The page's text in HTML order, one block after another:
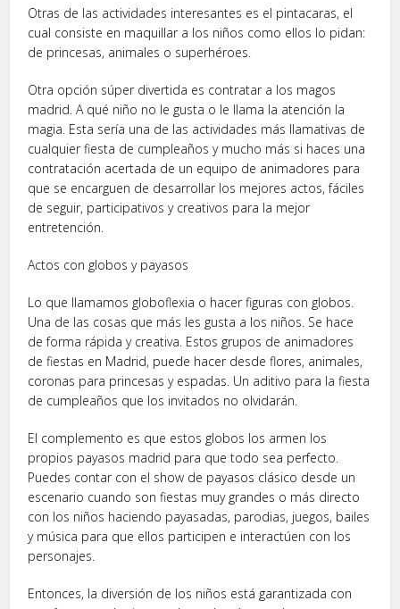
Otras de las actividades interesantes es el pintacaras, el
cual consiste en maquillar a los niños como ellos lo pidan:
de princesas, animales o superhéroes.
Otra opción súper divertida es contratar a los magos
madrid. A qué niño no le gusta o le llama la atención la
magia. Esta sería una de las actividades más llamativas de
cualquier fiesta de cumpleaños y mucho más si haces una
contratación acertada de un equipo de animadores para
que se encarguen de desarrollar los mejores actos, fáciles
de seguir, participativos y creativos para la mejor
entretención.
Actos con globos y payasos
Lo que llamamos globoflexia o hacer figuras con globos.
Una de las cosas que más les gusta a los niños. Se hace
de forma rápida y creativa. Estos grupos de animadores
de fiestas en Madrid, puede hacer desde flores, animales,
coronas para princesas y espadas. Un aditivo para la fiesta
de cumpleaños que los invitados no olvidarán.
El complemento es que estos globos los armen los
propios payasos madrid para que todo sea perfecto.
Puedes contar con el show de payasos clásico desde un
escenario cuando son fiestas muy grandes o más directo
con los niños haciendo payasadas, parodias, juegos, bailes
y música para que ellos participen e interactúen con los
personajes.
Entonces, la diversión de los niños está garantizada con